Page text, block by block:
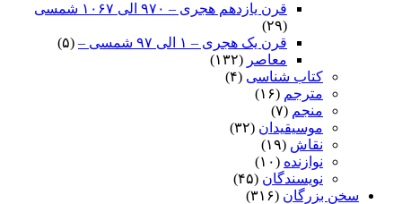
قرن یازدهم هجری – ۹۷۰ الی ۱۰۶۷ شمسی
(۲۹)
قرن یک هجری – ۱ الی ۹۷ شمسی –
(۵)
معاصر (۱۳۲)
کتاب شناسی (۴)
مترجم (۱۶)
منجم (۷)
موسیقیدان (۳۲)
نقاش (۱۹)
نوازنده (۱۰)
نویسندگان (۴۵)
سخن بزرگان (۳۱۶)